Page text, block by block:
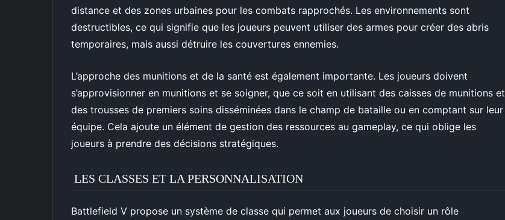
distance et des zones urbaines pour les combats rapprochés. Les environnements sont
destructibles, ce qui signifie que les joueurs peuvent utiliser des armes pour créer des abris
temporaires, mais aussi détruire les couvertures ennemies.
L’approche des munitions et de la santé est également importante. Les joueurs doivent
s’approvisionner en munitions et se soigner, que ce soit en utilisant des caisses de munitions et
des trousses de premiers soins disséminées dans le champ de bataille ou en comptant sur leur
équipe. Cela ajoute un élément de gestion des ressources au gameplay, ce qui oblige les
joueurs à prendre des décisions stratégiques.
LES CLASSES ET LA PERSONNALISATION
Battlefield V propose un système de classe qui permet aux joueurs de choisir un rôle